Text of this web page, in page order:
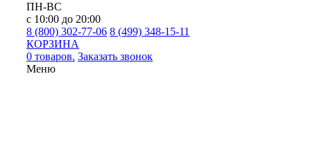
ПН-ВС
с 10:00 до 20:00
8 (800) 302-77-06 8 (499) 348-15-11
КОРЗИНА
0 товаров. Заказать звонок
Меню